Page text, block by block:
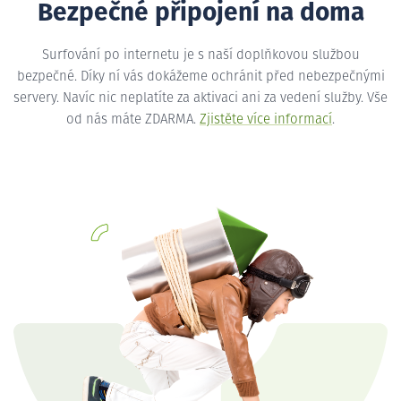
Bezpečné připojení na doma
Surfování po internetu je s naší doplňkovou službou
bezpečné. Díky ní vás dokážeme ochránit před nebezpečnými
servery. Navíc nic neplatíte za aktivaci ani za vedení služby. Vše
od nás máte ZDARMA. Zjistěte více informací.